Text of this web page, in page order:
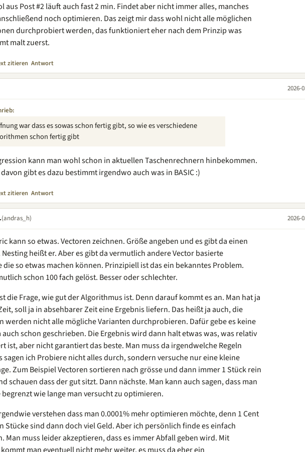
aus Post #2 läuft auch fast 2 min. Findet aber nicht immer alles, manches
noch optimieren. Das zeigt mir dass wohl nicht alle möglichen
durchprobiert werden, das funktioniert eher nach dem Prinzip was
malt zuerst.
zitieren Antwort
2026-
war dass es sowas schon fertig gibt, so wie es verschiedene
schon fertig gibt
kann man wohl schon in aktuellen Taschenrechnern hinbekommen.
gibt es dazu bestimmt irgendwo auch was in BASIC :)
zitieren Antwort
(andras_h) 2026-
kann so etwas. Vectoren zeichnen. Größe angeben und es gibt da einen
heißt er. Aber es gibt da vermutlich andere Vector basierte
die so etwas machen können. Prinzipiell ist das ein bekanntes Problem.
schon 100 fach gelöst. Besser oder schlechter.
die Frage, wie gut der Algorithmus ist. Denn darauf kommt es an. Man hat ja
soll ja in absehbarer Zeit eine Ergebnis liefern. Das heißt ja auch, die
werden nicht alle mögliche Varianten durchprobieren. Dafür gebe es keine
auch schon geschrieben. Die Ergebnis wird dann halt etwas was, was relativ
ist, aber nicht garantiert das beste. Man muss da irgendwelche Regeln
sagen ich Probiere nicht alles durch, sondern versuche nur eine kleine
Zum Beispiel Vectoren sortieren nach grösse und dann immer 1 Stück rein
schauen dass der gut sitzt. Dann nächste. Man kann auch sagen, dass man
wie lange man versucht zu optimieren.
verstehen dass man 0.0001% mehr optimieren möchte, denn 1 Cent
Stücke sind dann doch viel Geld. Aber ich persönlich finde es einfach
Man muss leider akzeptieren, dass es immer Abfall geben wird. Mit
man eventuell nicht mehr weiter, es muss da eher ein